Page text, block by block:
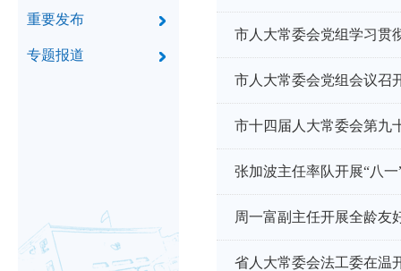
重要发布
专题报道
市人大常委会党组学习贯
市人大常委会党组会议召
市十四届人大常委会第九
张加波主任率队开展“八
周一富副主任开展全龄友
省人大常委会法工委在温